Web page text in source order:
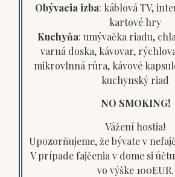
Obývacia izba: káblová TV,
kartové hry
Kuchyňa: umývačka riadu,
varná doska, kávovar,
mikrovlnná rúra, kávové
kuchynský riad
NO SMOKING!
Vážení hostia!
Upozorňujeme, že bývate v
V prípade fajčenia v dome si
vo výške 100EUR.